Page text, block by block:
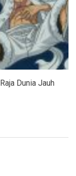
Dunia Jauh